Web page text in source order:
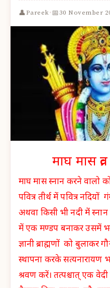
👤Pareek·📅30 November
माघ मास
माघ मास स्नान करने वालो को
पवित्र तीर्थ में पवित्र
अथवा किसी भी नदी में स्नान
में एक मण्डप बनाकर उसमें
ज्ञानी ब्राह्मणों को बुलाकर
स्थापना करके
श्रवण करें। तत्पश्चात् एक